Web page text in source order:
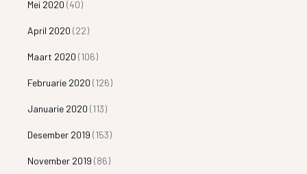
Mei 2020 (40)
April 2020 (22)
Maart 2020 (106)
Februarie 2020 (126)
Januarie 2020 (113)
Desember 2019 (153)
November 2019 (86)